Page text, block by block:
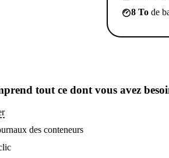
8 To de
tout ce dont vous avez
des conteneurs